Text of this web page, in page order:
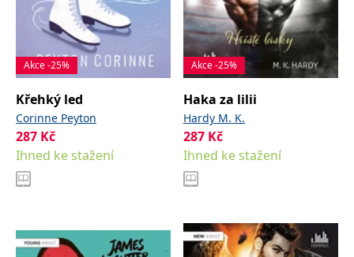
Akce -25%
Křehký led
Corinne Peyton
287 Kč
Ihned ke stažení
Akce -25%
Haka za lilii
Hardy M. K.
287 Kč
Ihned ke stažení